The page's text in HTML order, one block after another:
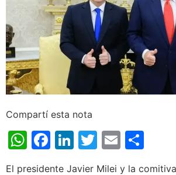
Compartí esta nota
WhatsApp
Facebook
LinkedIn
Twitter
Email
El presidente Javier Milei y la